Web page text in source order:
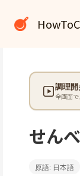
調理
全画面
せん
原語: 日本語